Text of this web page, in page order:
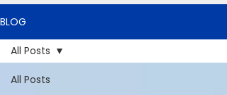
BLOG
All Posts
All Posts